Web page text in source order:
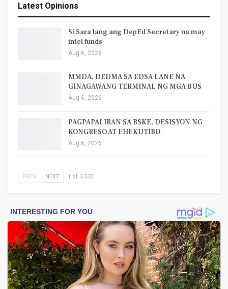
Latest Opinions
Si Sara lang ang DepEd Secretary na may
intel funds
Aug 6, 2026
MMDA, DEDMA SA EDSA LANE NA
GINAGAWANG TERMINAL NG MGA BUS
Aug 6, 2026
PAGPAPALIBAN SA BSKE, DESISYON NG
KONGRESO AT EHEKUTIBO
Aug 6, 2026
PREV NEXT 1 of 3,530